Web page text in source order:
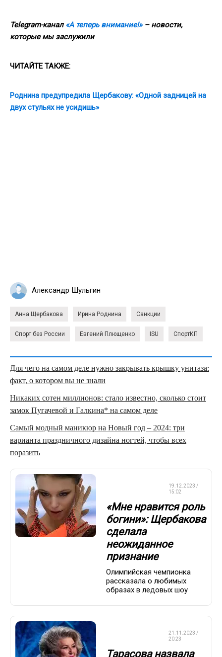
Telegram-канал «А теперь внимание!»– новости,
которые мы заслужили
ЧИТАЙТЕ ТАКЖЕ:
Роднина предупредила Щербакову: «Одной задницей на
двух стульях не усидишь»
Александр Шульгин
Анна Щербакова Ирина Роднина Санкции
Спорт без России Евгений Плющенко ISU СпортКП
Для чего на самом деле нужно закрывать крышку унитаза:
факт, о котором вы не знали
Никаких сотен миллионов: стало известно, сколько стоит
замок Пугачевой и Галкина* на самом деле
Самый модный маникюр на Новый год – 2024: три
варианта праздничного дизайна ногтей, чтобы всех
поразить
19.12.2023 /
15:02
«Мне нравится роль
богини»: Щербакова
сделала
неожиданное
признание
Олимпийская чемпионка
рассказала о любимых
образах в ледовых шоу
21.11.2023 /
20:23
Тарасова назвала